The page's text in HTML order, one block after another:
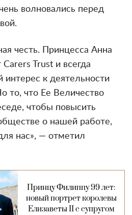
волновались перед
честь. Принцесса Анна
Trust и всегда
интерес к деятельности
то, что Ее Величество
чтобы повысить
о нашей работе,
нас», — отметил
Принцу Филиппу 99 лет:
новый портрет королевы
Елизаветы II с супругом